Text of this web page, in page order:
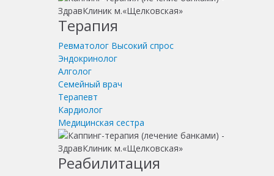
Терапия
Ревматолог Высокий спрос
Эндокринолог
Алголог
Семейный врач
Терапевт
Кардиолог
Медицинская сестра
Реабилитация